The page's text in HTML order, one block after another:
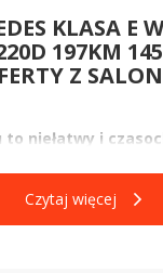
KLASA E
197KM
Z
niełatwy i
wad i zalet
Gdy już jednak
się w Twoim
Czytaj więcej